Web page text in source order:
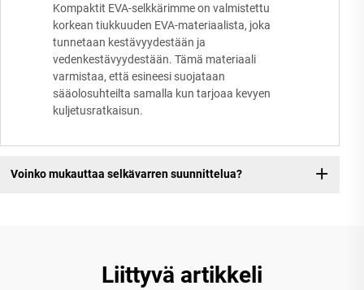
Kompaktit EVA-selkkärimme on valmistettu
korkean tiukkuuden EVA-materiaalista, joka
tunnetaan kestävyydestään ja
vedenkestävyydestään. Tämä materiaali
varmistaa, että esineesi suojataan
sääolosuhteilta samalla kun tarjoaa kevyen
kuljetusratkaisun.
Voinko mukauttaa selkävarren suunnittelua?
Liittyvä artikkeli